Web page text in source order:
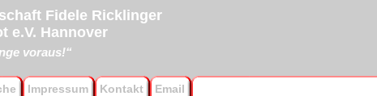
Fidele Ricklinger
e.V. Hannover
voraus!“
Impressum Kontakt Email